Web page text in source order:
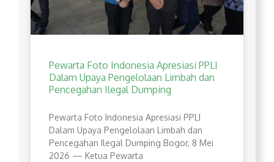
Pewarta Foto Indonesia Apresiasi PPLI
Dalam Upaya Pengelolaan Limbah dan
Pencegahan Ilegal Dumping
Pewarta Foto Indonesia Apresiasi PPLI
Dalam Upaya Pengelolaan Limbah dan
Pencegahan Ilegal Dumping Bogor, 8 Mei
2026 — Ketua Pewarta